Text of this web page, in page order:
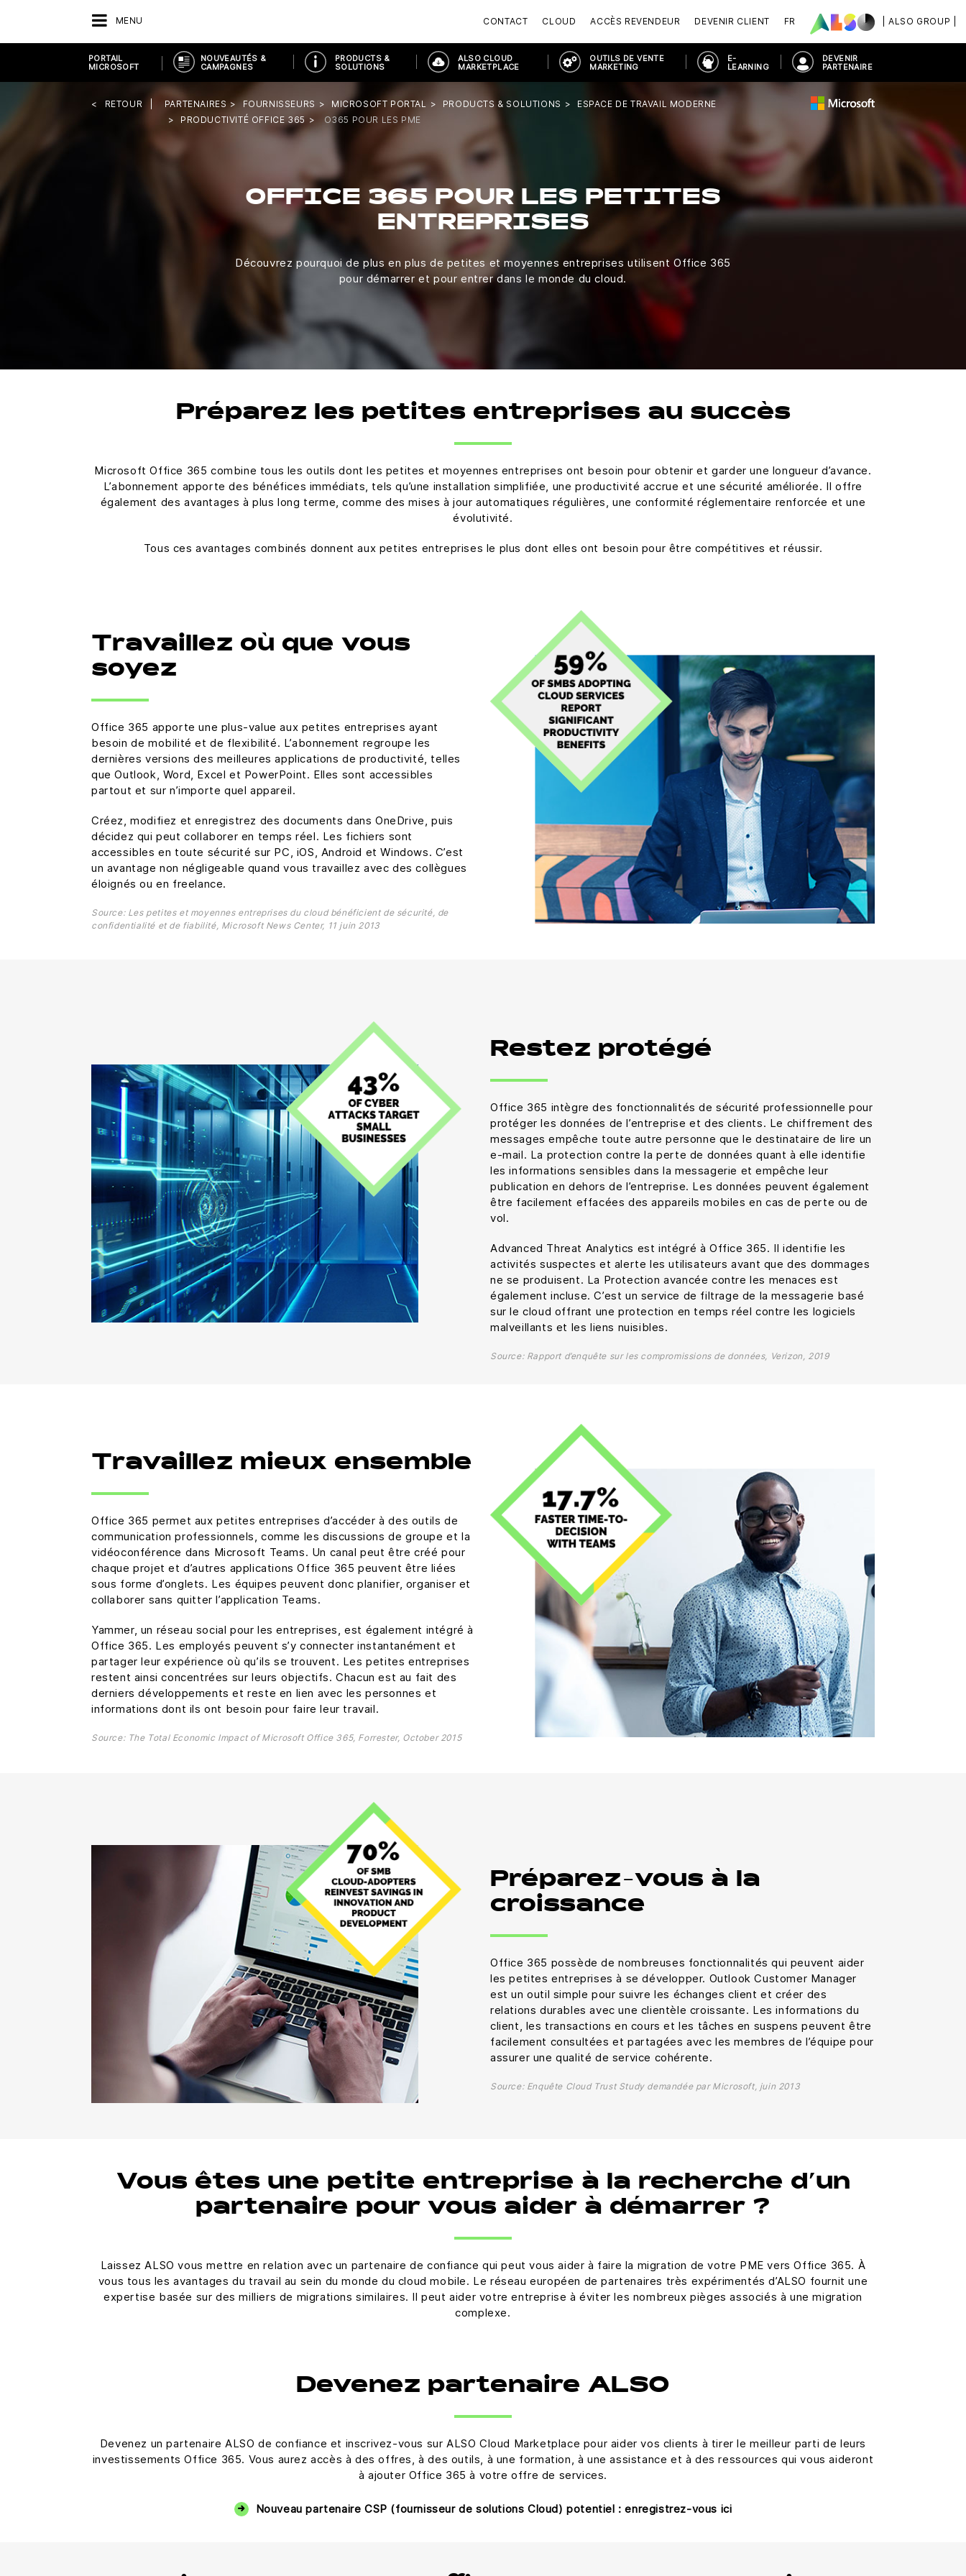
MENU | ALSO GROUP |
CONTACT CLOUD ACCÈS REVENDEUR DEVENIR CLIENT FR
PORTAIL
MICROSOFT
NOUVEAUTÉS &
CAMPAGNES
PRODUCTS &
SOLUTIONS
ALSO CLOUD
MARKETPLACE
OUTILS DE VENTE
MARKETING
E-
LEARNING
DEVENIR
PARTENAIRE
RETOUR PARTENAIRES FOURNISSEURS MICROSOFT PORTAL PRODUCTS & SOLUTIONS
ESPACE DE TRAVAIL MODERNE
PRODUCTIVITÉ OFFICE 365
O365 POUR LES PME
OFFICE 365 POUR LES PETITES
ENTREPRISES
Découvrez pourquoi de plus en plus de petites et moyennes entreprises utilisent Office 365
pour démarrer et pour entrer dans le monde du cloud.
Préparez les petites entreprises au succès
Microsoft Office 365 combine tous les outils dont les petites et moyennes entreprises ont besoin pour obtenir et garder une longueur d’avance.
L’abonnement apporte des bénéfices immédiats, tels qu’une installation simplifiée, une productivité accrue et une sécurité améliorée. Il offre
également des avantages à plus long terme, comme des mises à jour automatiques régulières, une conformité réglementaire renforcée et une
évolutivité.
Tous ces avantages combinés donnent aux petites entreprises le plus dont elles ont besoin pour être compétitives et réussir.
Travaillez où que vous
soyez
Office 365 apporte une plus-value aux petites entreprises ayant
besoin de mobilité et de flexibilité. L’abonnement regroupe les
dernières versions des meilleures applications de productivité, telles
que Outlook, Word, Excel et PowerPoint. Elles sont accessibles
partout et sur n’importe quel appareil.
Créez, modifiez et enregistrez des documents dans OneDrive, puis
décidez qui peut collaborer en temps réel. Les fichiers sont
accessibles en toute sécurité sur PC, iOS, Android et Windows. C’est
un avantage non négligeable quand vous travaillez avec des collègues
éloignés ou en freelance.
Source: Les petites et moyennes entreprises du cloud bénéficient de sécurité, de
confidentialité et de fiabilité, Microsoft News Center, 11 juin 2013
Restez protégé
Office 365 intègre des fonctionnalités de sécurité professionnelle pour
protéger les données de l’entreprise et des clients. Le chiffrement des
messages empêche toute autre personne que le destinataire de lire un
e-mail. La protection contre la perte de données quant à elle identifie
les informations sensibles dans la messagerie et empêche leur
publication en dehors de l’entreprise. Les données peuvent également
être facilement effacées des appareils mobiles en cas de perte ou de
vol.
Advanced Threat Analytics est intégré à Office 365. Il identifie les
activités suspectes et alerte les utilisateurs avant que des dommages
ne se produisent. La Protection avancée contre les menaces est
également incluse. C’est un service de filtrage de la messagerie basé
sur le cloud offrant une protection en temps réel contre les logiciels
malveillants et les liens nuisibles.
Source: Rapport d’enquête sur les compromissions de données, Verizon, 2019
Travaillez mieux ensemble
Office 365 permet aux petites entreprises d’accéder à des outils de
communication professionnels, comme les discussions de groupe et la
vidéoconférence dans Microsoft Teams. Un canal peut être créé pour
chaque projet et d’autres applications Office 365 peuvent être liées
sous forme d’onglets. Les équipes peuvent donc planifier, organiser et
collaborer sans quitter l’application Teams.
Yammer, un réseau social pour les entreprises, est également intégré à
Office 365. Les employés peuvent s’y connecter instantanément et
partager leur expérience où qu’ils se trouvent. Les petites entreprises
restent ainsi concentrées sur leurs objectifs. Chacun est au fait des
derniers développements et reste en lien avec les personnes et
informations dont ils ont besoin pour faire leur travail.
Source: The Total Economic Impact of Microsoft Office 365, Forrester, October 2015
Préparez-vous à la
croissance
Office 365 possède de nombreuses fonctionnalités qui peuvent aider
les petites entreprises à se développer. Outlook Customer Manager
est un outil simple pour suivre les échanges client et créer des
relations durables avec une clientèle croissante. Les informations du
client, les transactions en cours et les tâches en suspens peuvent être
facilement consultées et partagées avec les membres de l’équipe pour
assurer une qualité de service cohérente.
Source: Enquête Cloud Trust Study demandée par Microsoft, juin 2013
Vous êtes une petite entreprise à la recherche d’un
partenaire pour vous aider à démarrer ?
Laissez ALSO vous mettre en relation avec un partenaire de confiance qui peut vous aider à faire la migration de votre PME vers Office 365. À
vous tous les avantages du travail au sein du monde du cloud mobile. Le réseau européen de partenaires très expérimentés d’ALSO fournit une
expertise basée sur des milliers de migrations similaires. Il peut aider votre entreprise à éviter les nombreux pièges associés à une migration
complexe.
Devenez partenaire ALSO
Devenez un partenaire ALSO de confiance et inscrivez-vous sur ALSO Cloud Marketplace pour aider vos clients à tirer le meilleur parti de leurs
investissements Office 365. Vous aurez accès à des offres, à des outils, à une formation, à une assistance et à des ressources qui vous aideront
à ajouter Office 365 à votre offre de services.
Nouveau partenaire CSP (fournisseur de solutions Cloud) potentiel : enregistrez-vous ici